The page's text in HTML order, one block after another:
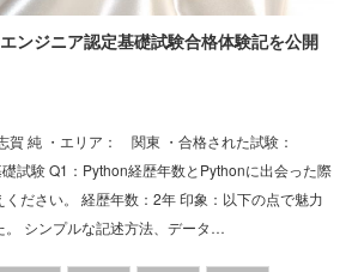
ンジニア認定基礎試験合格体験記を公開
純 ・エリア： 関東 ・合格された試験：
試験 Q1：Python経歴年数とPythonに出会った際
ださい。 経歴年数：2年 印象：以下の点で魅力
。 シンプルな記述方法、データ…